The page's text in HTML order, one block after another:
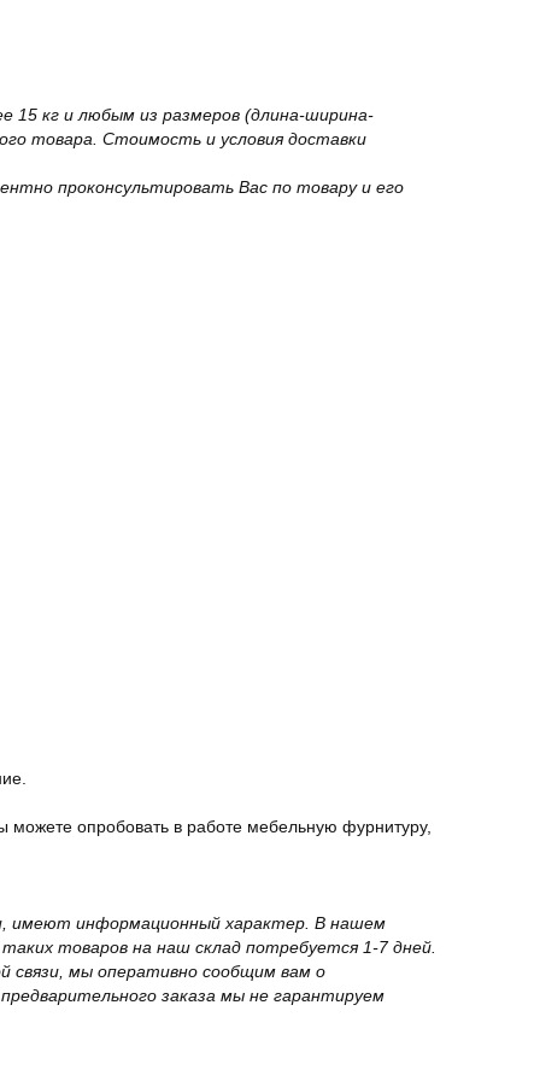
15 кг и любым из размеров (длина-ширина-
товара. Стоимость и условия доставки
проконсультировать Вас по товару и его
опробовать в работе мебельную фурнитуру,
имеют информационный характер. В нашем
товаров на наш склад потребуется 1-7 дней.
связи, мы оперативно сообщим вам о
заказа мы не гарантируем